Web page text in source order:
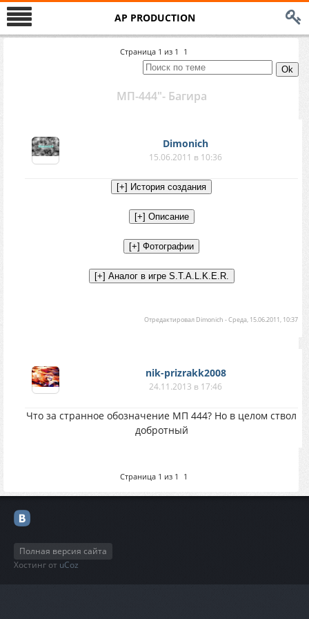
AP PRODUCTION
Страница 1 из 1 1
МП-444"- Багира
Dimonich
15.06.2011 в 10:36
Отредактировал Dimonich -Среда, 15.06.2011, 10:37
nik-prizrakk2008
24.11.2013 в 17:46
Что за странное обозначение МП 444? Но в целом ствол
добротный
Страница 1 из 1 1
Полная версия сайта
Хостинг от uCoz